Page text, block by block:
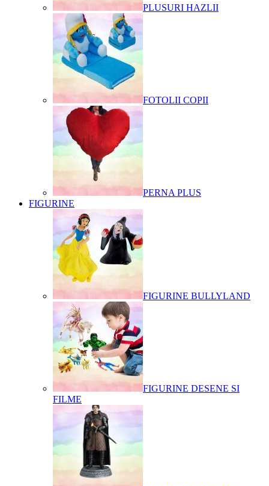
PLUSURI HAZLII
FOTOLII COPII
PERNA PLUS
FIGURINE
FIGURINE BULLYLAND
FIGURINE DESENE SI
FILME